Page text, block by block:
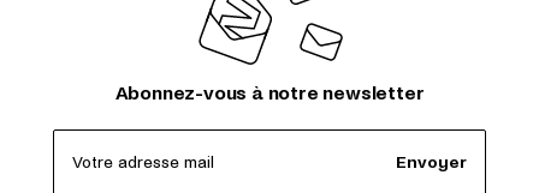
Abonnez-vous à notre newsletter
Votre adresse mail Envoyer